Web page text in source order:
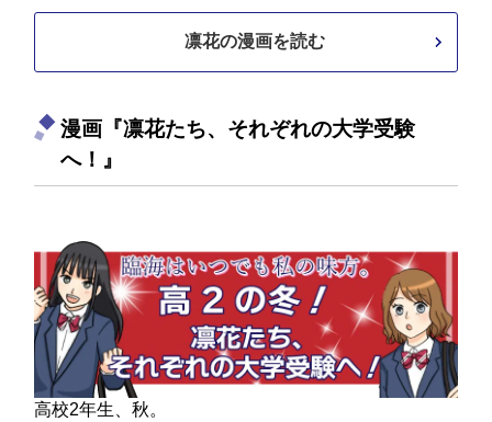
凛花の漫画を読む
漫画『凛花たち、それぞれの大学受験
へ！』
高校2年生、秋。